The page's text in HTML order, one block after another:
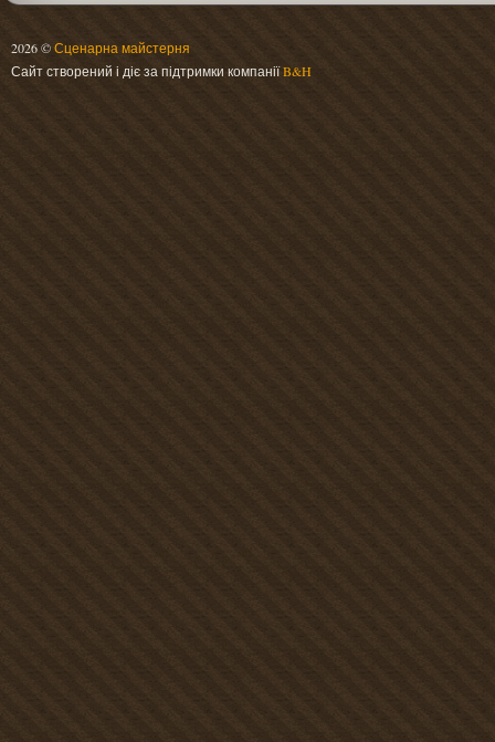
2026 ©Сценарна майстерня
Сайт створений і діє за підтримки компаніїB&H